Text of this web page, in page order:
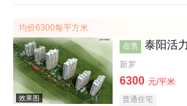
均价6300每平方米
在售 泰阳活
新罗
6300 元/平米
普通住宅